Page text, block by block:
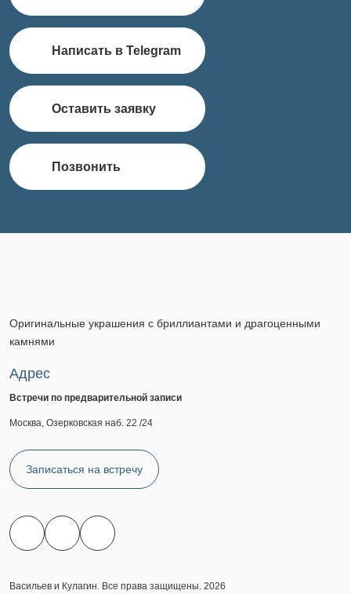
Написать в Telegram
Оставить заявку
Позвонить
Оригинальные украшения с бриллиантами и драгоценными
камнями
Адрес
Встречи по предварительной записи
Москва, Озерковская наб. 22 /24
Записаться на встречу
Васильев и Кулагин. Все права защищены. 2026